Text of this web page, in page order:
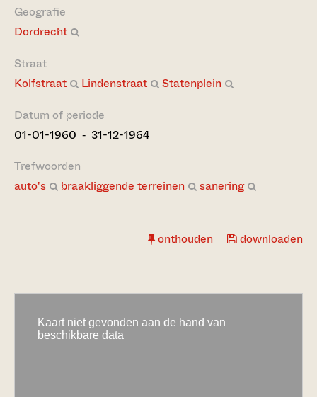
Geografie
Dordrecht
Straat
Kolfstraat
Lindenstraat
Statenplein
Datum of periode
01-01-1960 ‐ 31-12-1964
Trefwoorden
auto's
braakliggende terreinen sanering
onthouden downloaden